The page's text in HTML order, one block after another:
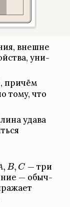
внешне
уни­
, при­чём
тому, что
удава
— три
— обыч­